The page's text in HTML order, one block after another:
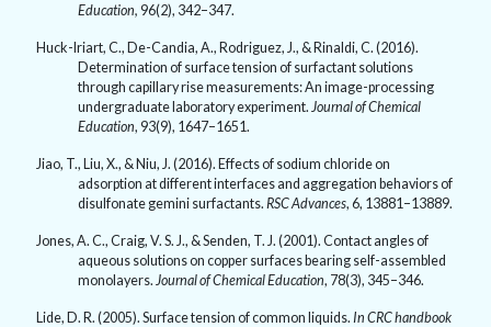
Education, 96(2), 342–347.
Huck-Iriart, C., De-Candia, A., Rodriguez, J., & Rinaldi, C. (2016).
Determination of surface tension of surfactant solutions
through capillary rise measurements: An image-processing
undergraduate laboratory experiment. Journal of Chemical
Education, 93(9), 1647–1651.
Jiao, T., Liu, X., & Niu, J. (2016). Effects of sodium chloride on
adsorption at different interfaces and aggregation behaviors of
disulfonate gemini surfactants. RSC Advances, 6, 13881–13889.
Jones, A. C., Craig, V. S. J., & Senden, T. J. (2001). Contact angles of
aqueous solutions on copper surfaces bearing self-assembled
monolayers. Journal of Chemical Education, 78(3), 345–346.
Lide, D. R. (2005). Surface tension of common liquids. In CRC handbook